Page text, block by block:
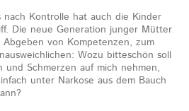
nach Kontrolle hat auch die Kinder
Die neue Generation junger Mütter
von Kompetenzen, zum
Wozu bitteschön soll
und Schmerzen auf mich nehmen,
unter Narkose aus dem Bauch